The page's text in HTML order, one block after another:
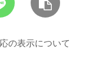
の表示について